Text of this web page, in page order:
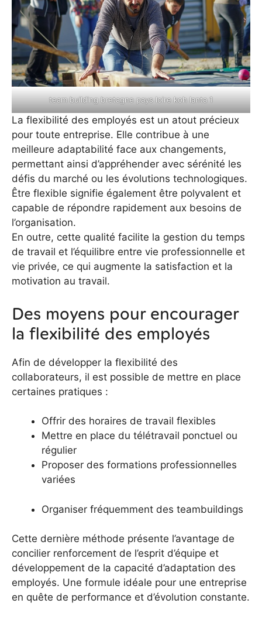
team building bretagne pays loire koh lanta 1
La flexibilité des employés est un atout précieux
pour toute entreprise. Elle contribue à une
meilleure adaptabilité face aux changements,
permettant ainsi d’appréhender avec sérénité les
défis du marché ou les évolutions technologiques.
Être flexible signifie également être polyvalent et
capable de répondre rapidement aux besoins de
l’organisation.
En outre, cette qualité facilite la gestion du temps
de travail et l’équilibre entre vie professionnelle et
vie privée, ce qui augmente la satisfaction et la
motivation au travail.
Des moyens pour encourager
la flexibilité des employés
Afin de développer la flexibilité des
collaborateurs, il est possible de mettre en place
certaines pratiques :
Offrir des horaires de travail flexibles
Mettre en place du télétravail ponctuel ou
régulier
Proposer des formations professionnelles
variées
Organiser fréquemment des teambuildings
Cette dernière méthode présente l’avantage de
concilier renforcement de l’esprit d’équipe et
développement de la capacité d’adaptation des
employés. Une formule idéale pour une entreprise
en quête de performance et d’évolution constante.